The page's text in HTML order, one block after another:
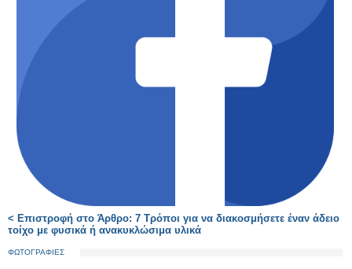
< Επιστροφή στο Άρθρο: 7 Τρόποι για να διακοσμήσετε έναν άδειο
τοίχο με φυσικά ή ανακυκλώσιμα υλικά
ΦΩΤΟΓΡΑΦΙΕΣ